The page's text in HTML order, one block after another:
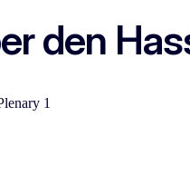
den